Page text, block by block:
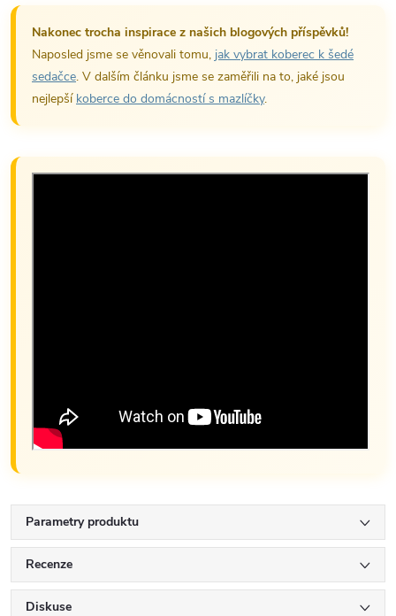
Nakonec trocha inspirace z našich blogových příspěvků!
Naposled jsme se věnovali tomu, jak vybrat koberec k šedé
sedačce. V dalším článku jsme se zaměřili na to, jaké jsou
nejlepší koberce do domácností s mazlíčky.
Parametry produktu
Recenze
Diskuse